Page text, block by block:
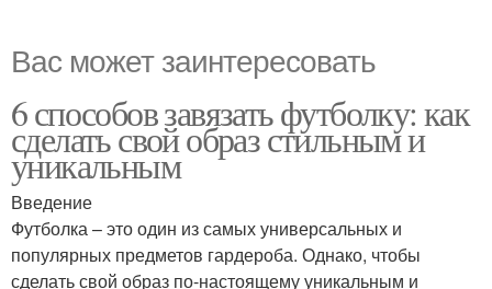
Вас может заинтересовать
6 способов завязать футболку: как
сделать свой образ стильным и
уникальным
Введение
Футболка – это один из самых универсальных и
популярных предметов гардероба. Однако, чтобы
сделать свой образ по-настоящему уникальным и